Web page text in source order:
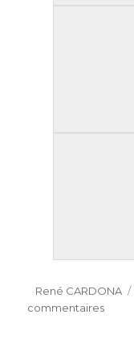
Auteur
René CARDONA
commentairessur